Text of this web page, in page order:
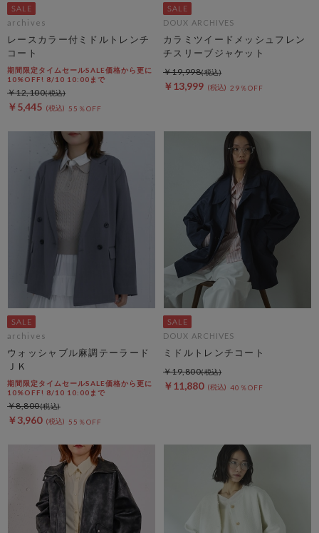
archives
レースカラー付ミドルトレンチ
コート
期間限定タイムセールSALE価格から更に
10%OFF! 8/10 10:00まで
￥5,445 55％OFF
￥12,100
DOUX ARCHIVES
カラミツイードメッシュフレン
チスリーブジャケット
￥13,999 29％OFF
￥19,998
archives
ウォッシャブル麻調テーラード
ＪＫ
期間限定タイムセールSALE価格から更に
10%OFF! 8/10 10:00まで
￥3,960 55％OFF
￥8,800
DOUX ARCHIVES
ミドルトレンチコート
￥11,880 40％OFF
￥19,800